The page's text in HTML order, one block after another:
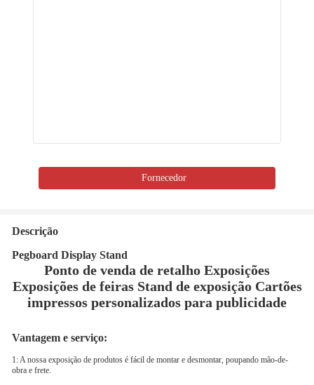
Fornecedor
Descrição
Pegboard Display Stand
Ponto de venda de retalho Exposições
Exposições de feiras Stand de exposição Cartões
impressos personalizados para publicidade
Vantagem e serviço:
1: A nossa exposição de produtos é fácil de montar e desmontar, poupando mão-de-
obra e frete.